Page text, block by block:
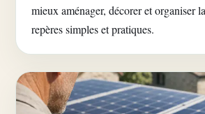
mieux aménager, décorer et organiser
repères simples et pratiques.